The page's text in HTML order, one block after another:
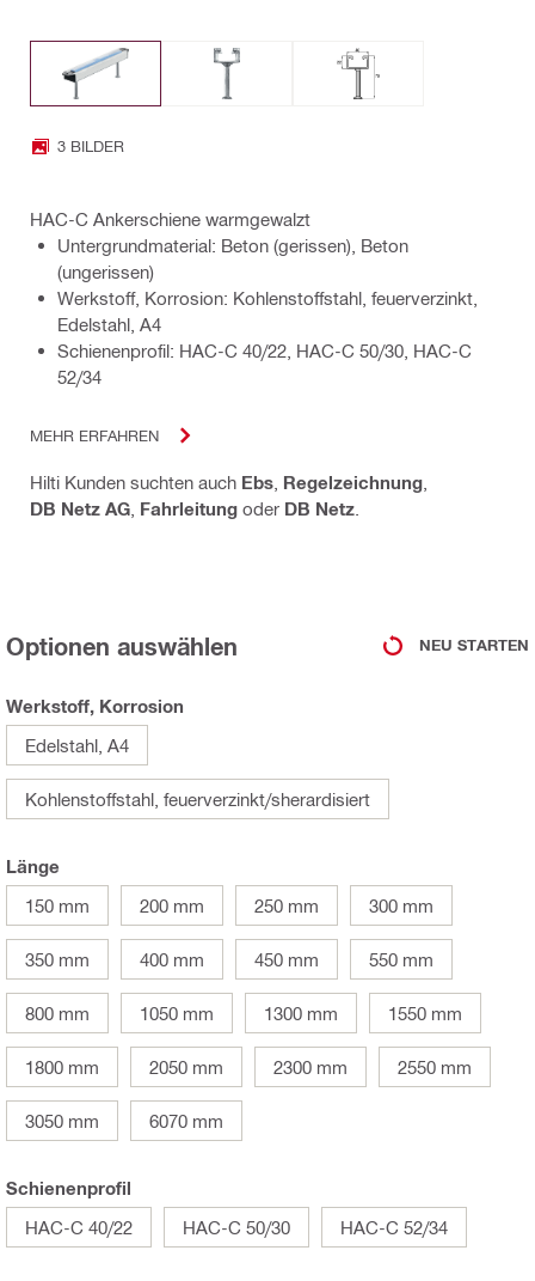
3 BILDER
HAC-C Ankerschiene warmgewalzt
Untergrundmaterial: Beton (gerissen), Beton
(ungerissen)
Werkstoff, Korrosion: Kohlenstoffstahl, feuerverzinkt,
Edelstahl, A4
Schienenprofil: HAC-C 40/22, HAC-C 50/30, HAC-C
52/34
MEHR ERFAHREN
Hilti Kunden suchten auch Ebs Regelzeichnung
DB Netz AG Fahrleitung oder DB Netz
Optionen auswählen NEU STARTEN
Werkstoff, Korrosion
Edelstahl, A4
Kohlenstoffstahl, feuerverzinkt/sherardisiert
Länge
150 mm
200 mm 250 mm 300 mm
350 mm 400 mm 450 mm 550 mm
800 mm 1050 mm 1300 mm 1550 mm
1800 mm 2050 mm 2300 mm 2550 mm
3050 mm 6070 mm
Schienenprofil
HAC-C 40/22
HAC-C 50/30 HAC-C 52/34